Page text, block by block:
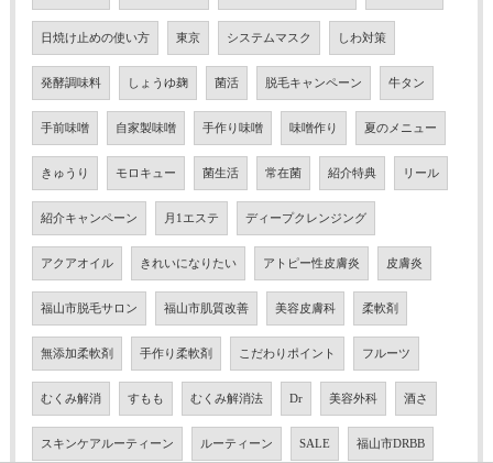
日焼け止めの使い方 東京 システムマスク しわ対策
発酵調味料 しょうゆ麹 菌活 脱毛キャンペーン 牛タン
手前味噌 自家製味噌 手作り味噌 味噌作り 夏のメニュー
きゅうり モロキュー 菌生活 常在菌 紹介特典 リール
紹介キャンペーン 月1エステ ディープクレンジング
アクアオイル きれいになりたい アトピー性皮膚炎 皮膚炎
福山市脱毛サロン 福山市肌質改善 美容皮膚科 柔軟剤
無添加柔軟剤 手作り柔軟剤 こだわりポイント フルーツ
むくみ解消 すもも むくみ解消法 Dr 美容外科 酒さ
スキンケアルーティーン ルーティーン SALE 福山市DRBB